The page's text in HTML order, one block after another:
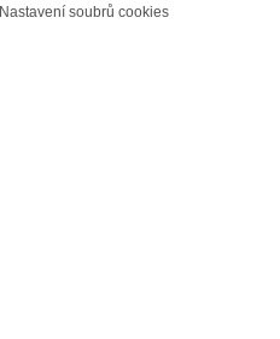
Nastavení soubrů cookies